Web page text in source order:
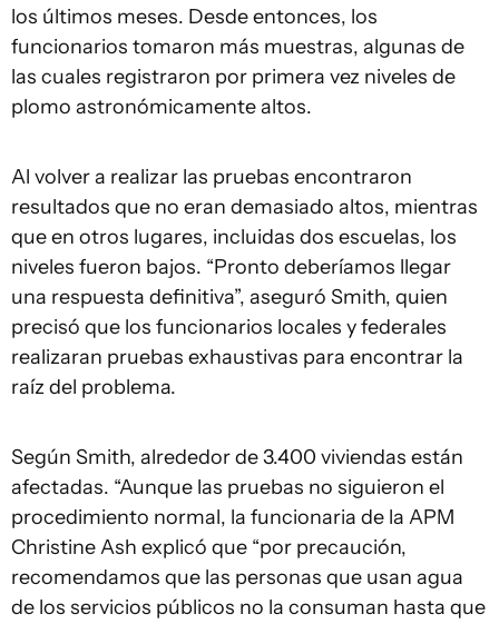
los últimos meses. Desde entonces, los
funcionarios tomaron más muestras, algunas de
las cuales registraron por primera vez niveles de
plomo astronómicamente altos.
Al volver a realizar las pruebas encontraron
resultados que no eran demasiado altos, mientras
que en otros lugares, incluidas dos escuelas, los
niveles fueron bajos. “Pronto deberíamos llegar
una respuesta definitiva”, aseguró Smith, quien
precisó que los funcionarios locales y federales
realizaran pruebas exhaustivas para encontrar la
raíz del problema.
Según Smith, alrededor de 3.400 viviendas están
afectadas. “Aunque las pruebas no siguieron el
procedimiento normal, la funcionaria de la APM
Christine Ash explicó que “por precaución,
recomendamos que las personas que usan agua
de los servicios públicos no la consuman hasta que